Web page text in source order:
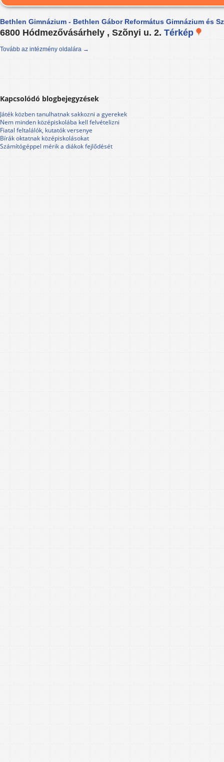
Bethlen Gimnázium - Bethlen Gábor Református Gimnázium és
6800 Hódmezővásárhely , Szõnyi u. 2. Térkép
Tovább az intézmény oldalára →
Kapcsolódó blogbejegyzések
Játék közben tanulhatnak sakkozni a gyerekek
Nem minden középiskolába kell felvételizni
Fiatal feltalálók, kutatók versenye
Bírák oktatnak középiskolásokat
Számítógéppel mérik a diákok fejlődését